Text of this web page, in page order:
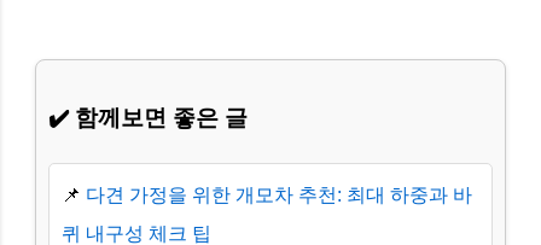
✔️ 함께보면 좋은 글
📌 다견 가정을 위한 개모차 추천: 최대 하중과 바
퀴 내구성 체크 팁